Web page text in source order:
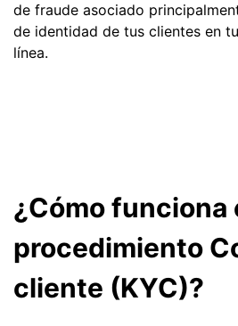
de fraude asociado
de identidad de tus clientes en
línea.
¿Cómo funciona
procedimiento
cliente (KYC)?